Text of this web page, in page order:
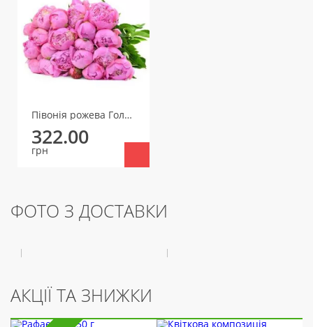
Півонія рожева Голандія
322.00
грн
ФОТО З ДОСТАВКИ
АКЦІЇ ТА ЗНИЖКИ